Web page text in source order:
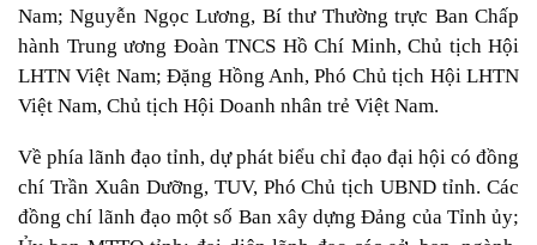
Nam; Nguyễn Ngọc Lương, Bí thư Thường trực Ban Chấp
hành Trung ương Đoàn TNCS Hồ Chí Minh, Chủ tịch Hội
LHTN Việt Nam; Đặng Hồng Anh, Phó Chủ tịch Hội LHTN
Việt Nam, Chủ tịch Hội Doanh nhân trẻ Việt Nam.
Về phía lãnh đạo tỉnh, dự phát biểu chỉ đạo đại hội có đồng
chí Trần Xuân Dưỡng, TUV, Phó Chủ tịch UBND tỉnh. Các
đồng chí lãnh đạo một số Ban xây dựng Đảng của Tỉnh ủy;